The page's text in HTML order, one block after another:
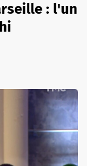
: l'un